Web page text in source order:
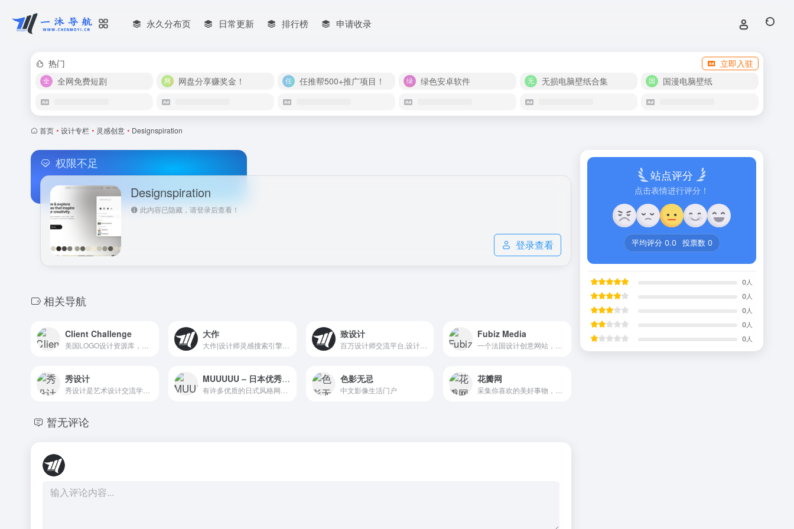
永久分布页 日常更新 排行榜 申请收录
热门
立即入驻
全网免费短剧
网盘分享赚奖金！ 任推帮500+推广项目！ 绿色安卓软件 无损电脑壁纸合集 国漫电脑壁纸
首页 • 设计专栏 • 灵感创意 • Designspiration
权限不足
Designspiration
此内容已隐藏，请登录后查看！
登录查看
相关导航
Client Challenge 大作 致设计
百万设计师交流平台,设计师聚集地!
Fubiz Media
秀设计 MUUUUU – 日本优秀网站设计案例库 色影无忌
中文影像生活门户
花瓣网
暂无评论
站点评分
点击表情进行评分！
平均评分 0.0投票数 0
0人
0人
0人
0人
0人